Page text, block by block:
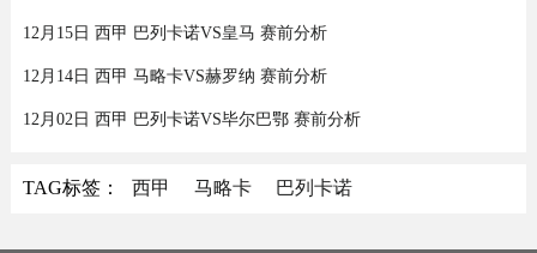
12月15日 西甲 巴列卡诺VS皇马 赛前分析
12月14日 西甲 马略卡VS赫罗纳 赛前分析
12月02日 西甲 巴列卡诺VS毕尔巴鄂 赛前分析
TAG标签： 西甲 马略卡 巴列卡诺